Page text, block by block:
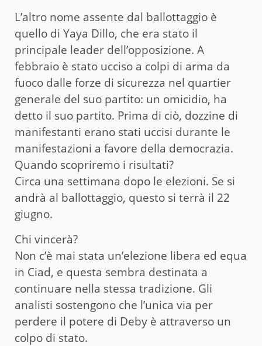
L’altro nome assente dal ballottaggio è
quello di Yaya Dillo, che era stato il
principale leader dell’opposizione. A
febbraio è stato ucciso a colpi di arma da
fuoco dalle forze di sicurezza nel quartier
generale del suo partito: un omicidio, ha
detto il suo partito. Prima di ciò, dozzine di
manifestanti erano stati uccisi durante le
manifestazioni a favore della democrazia.
Quando scopriremo i risultati?
Circa una settimana dopo le elezioni. Se si
andrà al ballottaggio, questo si terrà il 22
giugno.
Chi vincerà?
Non c’è mai stata un’elezione libera ed equa
in Ciad, e questa sembra destinata a
continuare nella stessa tradizione. Gli
analisti sostengono che l’unica via per
perdere il potere di Deby è attraverso un
colpo di stato.